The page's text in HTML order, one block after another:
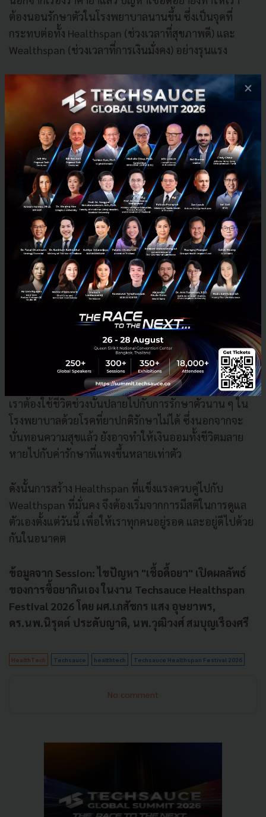
ต้องนอนรักษาตัวในโรงพยาบาลนานขึ้น ซึ่งเป็นจุดที่
กระทบต่อทั้ง Healthspan (ช่วงเวลาที่สุขภาพดี) และ
Wealthspan (ช่วงเวลาที่การเงินมั่งคง) อย่างรุนแรง
เพราะการมีชีวิตที่ยืนยาวจะไร้ความหมายทันที หากเรา
ต้องนำเงินออมที่เก็บมาทั้งชีวิตไปจ่ายทิ้งให้กับค่าห้องและ
ค่ารักษาพยาบาลที่บานปลายเพียงเพราะร่างกายดื้อยา
คุณหมอจึงย้ำว่าการเตรียมตัวด้วยประกันสุขภาพเพื่อเข้า
ถึงการรักษาที่ "เร็วและดีพอ" ตั้งแต่เนิ่นๆ คือหัวใจสำคัญ
เพราะจะช่วยลดโอกาสการติดเชื้อดื้อยาจากการนอนโรง
พยาบาลเป็นเวลานาน และช่วยรักษาความมั่งคั่งให้เราได้
ใช้ชีวิตช่วงบั้นปลายอย่างมีคุณภาพจริง ๆ
บทสรุปสุดท้ายจากวงเสวนานี้ไม่ได้จบลงแค่เรื่องของการ
กินยา แต่คือการย้ำเตือนให้เรามองย้อนกลับมาที่สมดุล
ระหว่างสุขภาพและความมั่งคั่ง เพราะในโลกที่นวัตกรรม
ยาใหม่ ๆ เดินตามหลังการพัฒนาของเชื้อโรค พฤติกรรม
เล็กน้อยอย่างการไม่ซื้อยากินเองและการใช้ยาให้ครบตาม
คำสั่งแพทย์ จึงไม่ใช่แค่การรักษาตัวเอง แต่มันคือการ
รักษาอาวุธชิ้นสุดท้ายของมวลมนุษย์ไว้ให้ยังมี
ประสิทธิภาพอยู่เสมอ
การมีชีวิตที่ยืนยาวกว่าร้อยปีจะไร้ความหมายทันที หาก
เราต้องใช้ชีวิตช่วงบั้นปลายไปกับการรักษาตัวนาน ๆ ใน
โรงพยาบาลด้วยโรคที่ยาปกติรักษาไม่ได้ ซึ่งนอกจากจะ
บั่นทอนความสุขแล้ว ยังอาจทำให้เงินออมทั้งชีวิตมลาย
หายไปกับค่ารักษาที่แพงขึ้นหลายเท่าตัว
ดังนั้นการสร้าง Healthspan ที่แข็งแรงควบคู่ไปกับ
Wealthspan ที่มั่นคง จึงต้องเริ่มจากการมีสติในการดูแล
ตัวเองตั้งแต่วันนี้ เพื่อให้เราทุกคนอยู่รอด และอยู่ดีไปด้วย
กันในอนาคต
ข้อมูลจาก Session: ไขปัญหา "เชื้อดื้อยา" เปิดผลลัพธ์
ของการซื้อยากินเอง ในงาน Techsauce Healthspan
Festival 2026 โดย ผศ.เภสัชกร แสง อุษยาพร,
ดร.นพ.นิรุตต์ ประดับญาติ, นพ.วุฒิวงศ์ สมบุญเรืองศรี
HealthTech Techsauce healthtech Techsauce Healthspan Festival 2026
No comment
×